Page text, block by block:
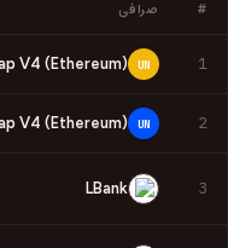
# صرافی
1
UN
V4 (Ethereum)
2
UN
V4 (Ethereum)
3
LBank